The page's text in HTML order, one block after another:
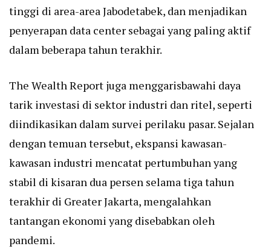
tinggi di area-area Jabodetabek, dan menjadikan
penyerapan data center sebagai yang paling aktif
dalam beberapa tahun terakhir.
The Wealth Report juga menggarisbawahi daya
tarik investasi di sektor industri dan ritel, seperti
diindikasikan dalam survei perilaku pasar. Sejalan
dengan temuan tersebut, ekspansi kawasan-
kawasan industri mencatat pertumbuhan yang
stabil di kisaran dua persen selama tiga tahun
terakhir di Greater Jakarta, mengalahkan
tantangan ekonomi yang disebabkan oleh
pandemi.